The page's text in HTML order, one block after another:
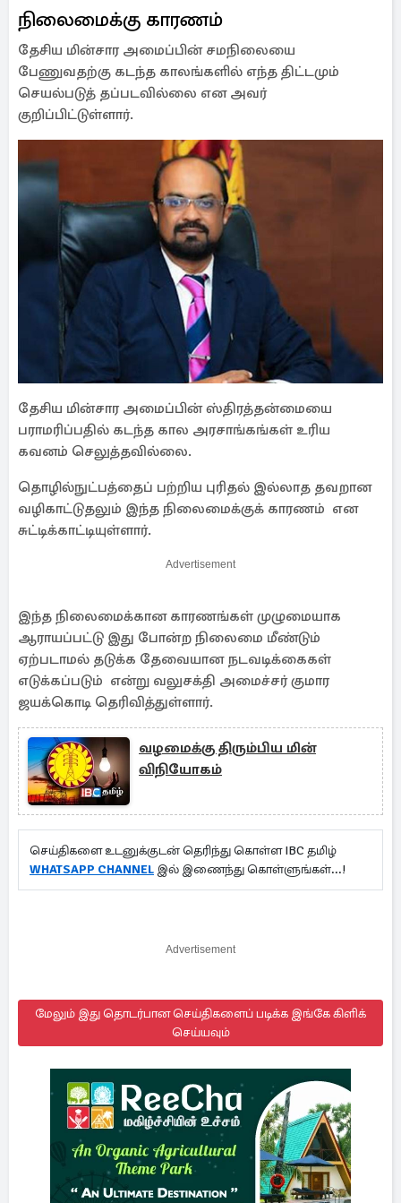
நிலைமைக்கு காரணம்
தேசிய மின்சார அமைப்பின் சமநிலையை
பேணுவதற்கு கடந்த காலங்களில் எந்த திட்டமும்
செயல்படுத் தப்படவில்லை என அவர்
குறிப்பிட்டுள்ளார்.
தேசிய மின்சார அமைப்பின் ஸ்திரத்தன்மையை
பராமரிப்பதில் கடந்த கால அரசாங்கங்கள் உரிய
கவனம் செலுத்தவில்லை.
தொழில்நுட்பத்தைப் பற்றிய புரிதல் இல்லாத தவறான
வழிகாட்டுதலும் இந்த நிலைமைக்குக் காரணம் என
சுட்டிக்காட்டியுள்ளார்.
Advertisement
இந்த நிலைமைக்கான காரணங்கள் முழுமையாக
ஆராயப்பட்டு இது போன்ற நிலைமை மீண்டும்
ஏற்படாமல் தடுக்க தேவையான நடவடிக்கைகள்
எடுக்கப்படும் என்று வலுசக்தி அமைச்சர் குமார
ஜயக்கொடி தெரிவித்துள்ளார்.
வழமைக்கு திரும்பிய மின்
விநியோகம்
செய்திகளை உடனுக்குடன் தெரிந்து கொள்ள IBC தமிழ்
WHATSAPP CHANNEL இல் இணைந்து கொள்ளுங்கள்...!
Advertisement
மேலும் இது தொடர்பான செய்திகளைப் படிக்க இங்கே கிளிக்
செய்யவும்